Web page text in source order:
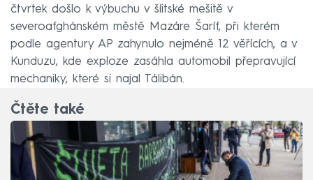
čtvrtek došlo k výbuchu v šíitské mešitě v
severoafghánském městě Mazáre Šaríf, při kterém
podle agentury AP zahynulo nejméně 12 věřících, a v
Kunduzu, kde exploze zasáhla automobil přepravující
mechaniky, které si najal Tálibán.
Čtěte také